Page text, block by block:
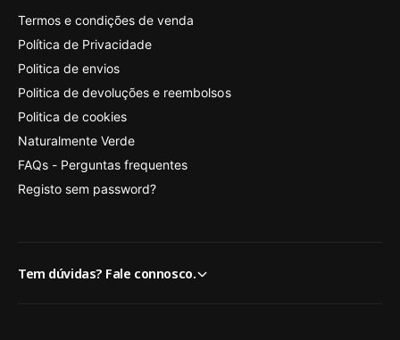
Termos e condições de venda
Política de Privacidade
Politica de envios
Politica de devoluções e reembolsos
Politica de cookies
Naturalmente Verde
FAQs - Perguntas frequentes
Registo sem password?
Tem dúvidas? Fale connosco.